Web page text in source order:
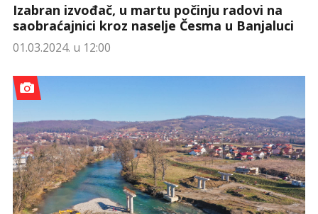
Izabran izvođač, u martu počinju radovi na
saobraćajnici kroz naselje Česma u Banjaluci
01.03.2024. u 12:00